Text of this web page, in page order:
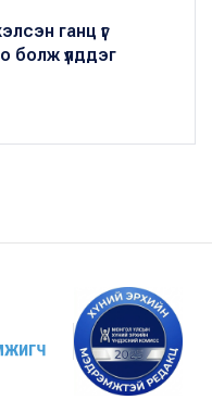
ганц үг
болж үлддэг